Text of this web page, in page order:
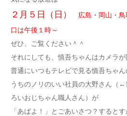
２月５日（日）
広島・岡山・
口は午後１時～
ぜひ、ご覧ください＾＾
それにしても、慎吾ちゃんはカメラ
普通にいつもテレビで見る慎吾ちゃん
うちのノリのいい社員の大野さん（
ろいおじちゃん職人さん）が
「あばよ！」とごあいさつ？すると